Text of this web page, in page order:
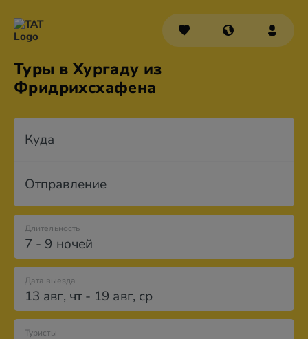
Туры в Хургаду из
Фридрихсхафена
Куда
Отправление
7 - 9 ночей
Длительность
Дата выезда
13 авг, чт- 19 авг, ср
Туристы